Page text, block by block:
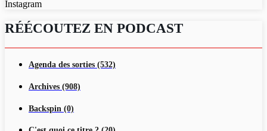
Instagram
RÉÉCOUTEZ EN PODCAST
Agenda des sorties (532)
Archives (908)
Backspin (0)